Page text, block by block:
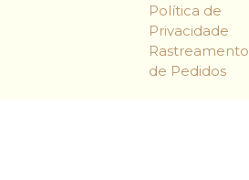
Política de
Privacidade
Rastreamento
de Pedidos